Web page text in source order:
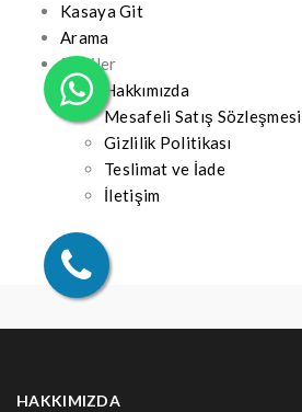
Kasaya Git
Arama
Bilgiler
Hakkımızda
Mesafeli Satış Sözleşmesi
Gizlilik Politikası
Teslimat ve İade
İletişim
HAKKIMIZDA